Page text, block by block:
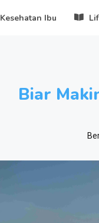
Kesehatan Ibu
Biar